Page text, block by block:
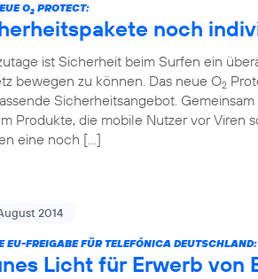
O2 PROTECT:
noch
ist Sicherheit beim Surfen ein
bewegen zu können. Das neue O2
Sicherheitsangebot.
Produkte, die mobile Nutzer vor Viren
eine noch […]
2014
EU-FREIGABE FÜR TELEFÓNICA DEUTSCHLAND:
Licht für Erwerb von